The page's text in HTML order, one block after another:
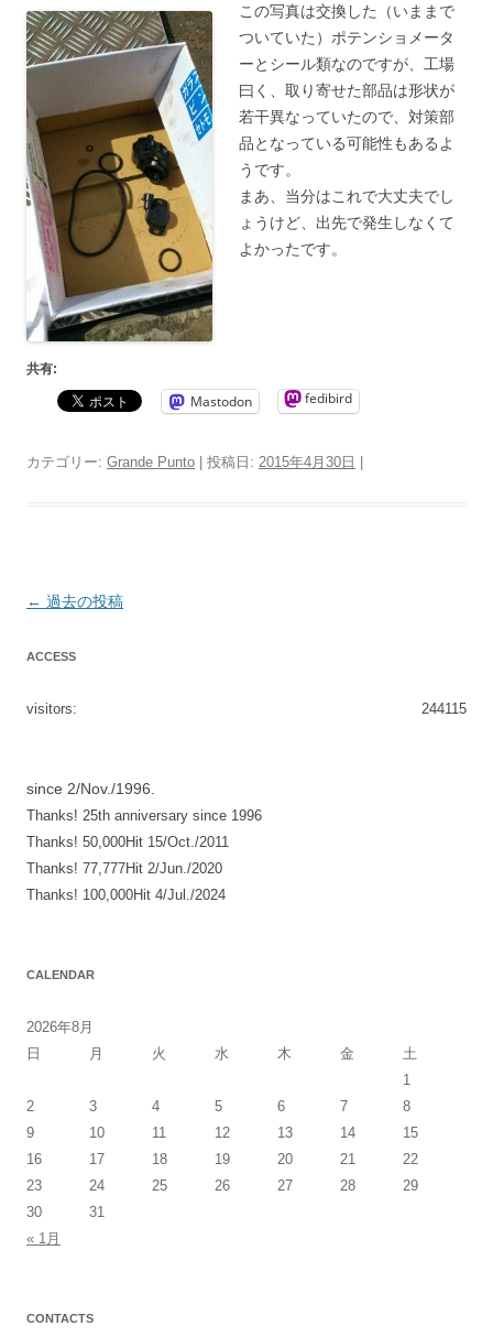
この写真は交換した（いままで
ついていた）ポテンショメータ
ーとシール類なのですが、工場
曰く、取り寄せた部品は形状が
若干異なっていたので、対策部
品となっている可能性もあるよ
うです。
まあ、当分はこれで大丈夫でし
ょうけど、出先で発生しなくて
よかったです。
共有:
Mastodon fedibird
カテゴリー: Grande Punto | 投稿日: 2015年4月30日 |
投
ナ
シ
ョ
ン
← 過去の投稿
ACCESS
244115
visitors:
since 2/Nov./1996.
Thanks! 25th anniversary since 1996
Thanks! 50,000Hit 15/Oct./2011
Thanks! 77,777Hit 2/Jun./2020
Thanks! 100,000Hit 4/Jul./2024
CALENDAR
2026年8月
日
月 火 水 木 金
土
1
2
3 4 5 6 7
8
9
10 11 12 13 14
15
16
17 18 19 20 21
22
23
24 25 26 27 28
29
30
31
« 1月
CONTACTS